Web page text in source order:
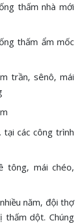
thấm nhà mới
thấm ẩm mốc
trần, sênô, mái
các công trình
tông, mái chéo,
năm, đội thợ
thấm dột. Chúng